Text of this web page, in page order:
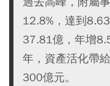
12.8%，達到
37.81億，年增
年，資產活化帶
300億元。